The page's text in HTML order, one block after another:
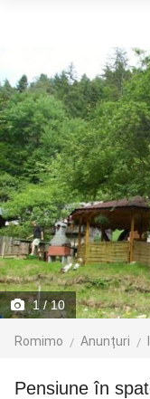
1/ 10
Romimo Anunțuri
Pensiune în spatele Mănăstirii Bistrita, la 7 km